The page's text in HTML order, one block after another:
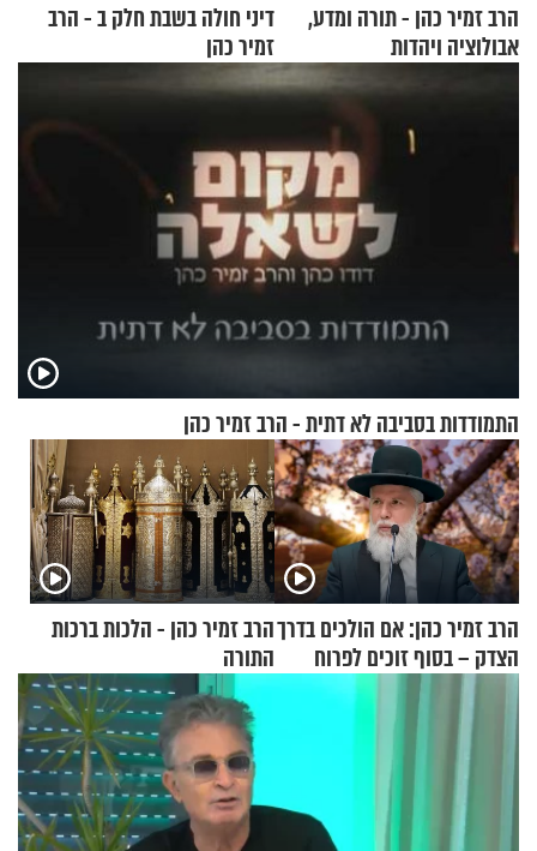
הרב זמיר כהן - תורה ומדע,
אבולוציה ויהדות
דיני חולה בשבת חלק ב - הרב
זמיר כהן
התמודדות בסביבה לא דתית - הרב זמיר כהן
הרב זמיר כהן: אם הולכים בדרך
הצדק – בסוף זוכים לפרוח
הרב זמיר כהן - הלכות ברכות
התורה